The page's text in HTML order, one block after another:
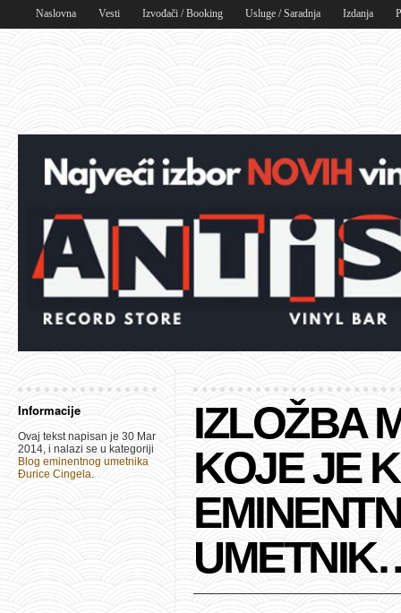
Naslovna Vesti Izvođači / Booking Usluge / Saradnja Izdanja
Informacije
Ovaj tekst napisan je 30 Mar
2014, i nalazi se u kategoriji
Blog eminentnog umetnika
Đurice Cingela.
IZLOŽBA
KOJE JE